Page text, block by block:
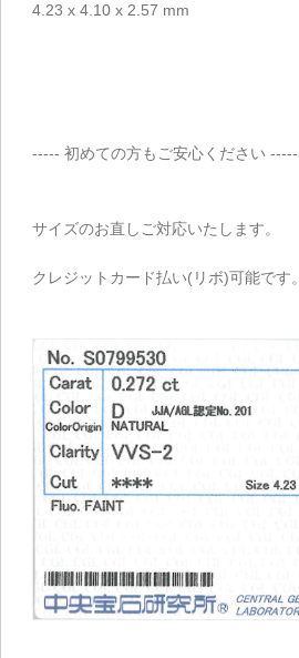
4.23 x 4.10 x 2.57 mm
----- 初めての方もご安心ください -----
サイズのお直しご対応いたします。
クレジットカード払い(リボ)可能です。